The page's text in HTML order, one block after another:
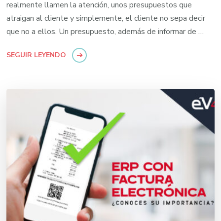
realmente llamen la atención, unos presupuestos que
atraigan al cliente y simplemente, el cliente no sepa decir
que no a ellos. Un presupuesto, además de informar de …
SEGUIR LEYENDO